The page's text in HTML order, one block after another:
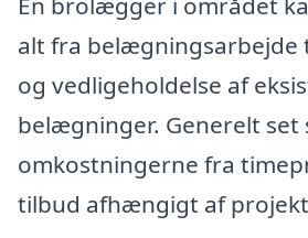
alt fra
og vedligeholdelse af
belægninger. Generelt
omkostningerne fra
tilbud afhængigt af